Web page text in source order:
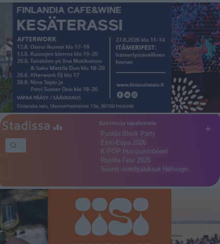
+
Suosittuja tapahtumia
Puotila Block Party
Etno-Espa 2026
K-POP Huvipuistobileet
Rastila Fest 2026
Suuret risteilyalukset Helsingin…